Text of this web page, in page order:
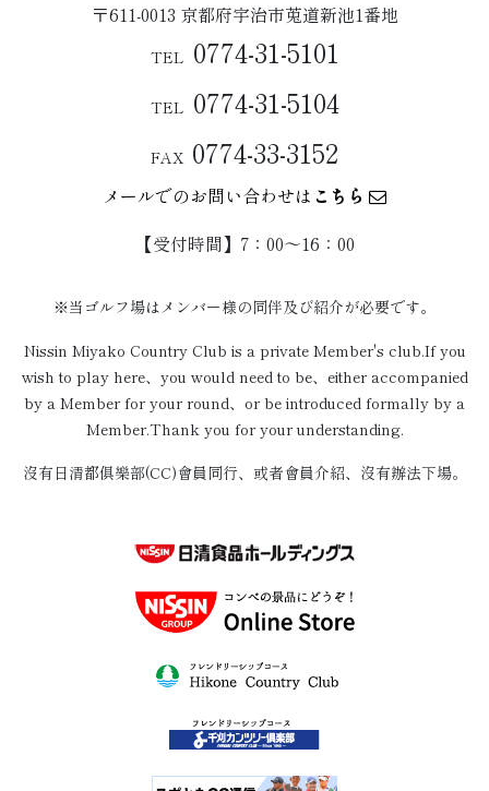
〒611-0013 京都府宇治市莵道新池1番地
TEL 0774-31-5101
TEL 0774-31-5104
FAX 0774-33-3152
メールでのお問い合わせは こちら
【受付時間】7：00〜16：00
※当ゴルフ場はメンバー様の同伴及び紹介が必要です。
Nissin Miyako Country Club is a private Member's club.If you
wish to play here、you would need to be、either accompanied
by a Member for your round、or be introduced formally by a
Member.Thank you for your understanding.
沒有日清都俱樂部(CC)會員同行、或者會員介紹、沒有辦法下場。